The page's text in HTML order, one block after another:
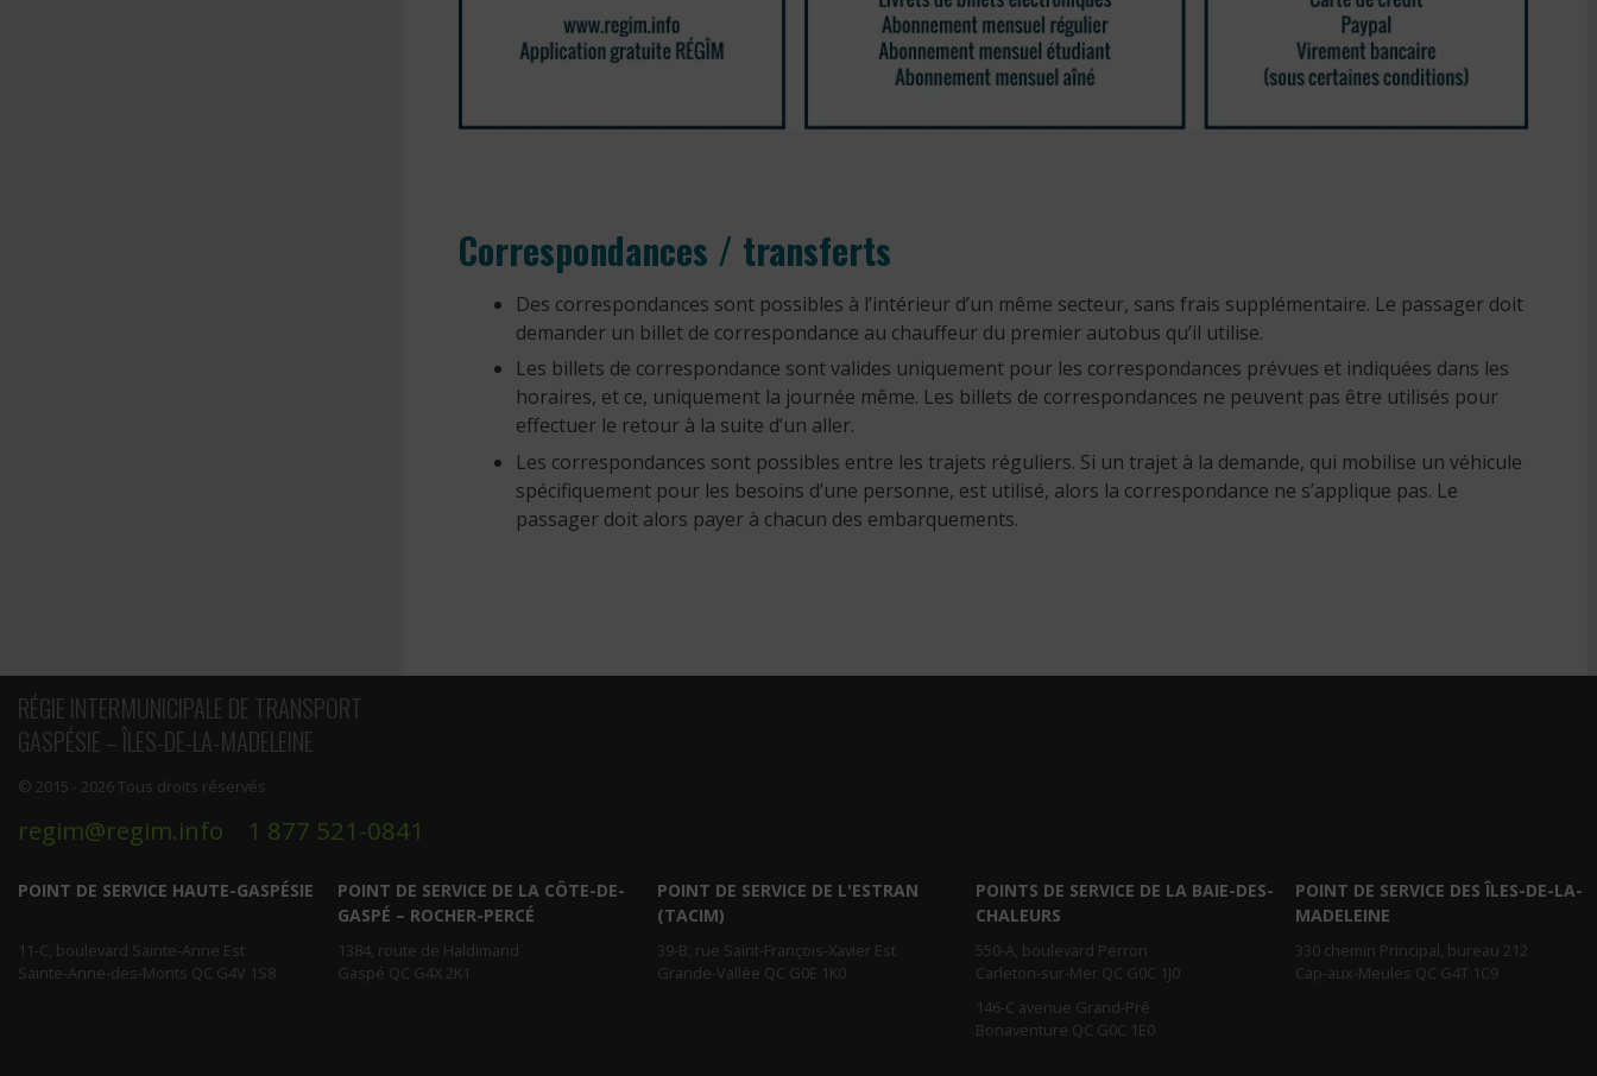
Correspondances / transferts
Des correspondances sont possibles à l’intérieur d’un même secteur, sans frais supplémentaire. Le passager doit
demander un billet de correspondance au chauffeur du premier autobus qu’il utilise.
Les billets de correspondance sont valides uniquement pour les correspondances prévues et indiquées dans les
horaires, et ce, uniquement la journée même. Les billets de correspondances ne peuvent pas être utilisés pour
effectuer le retour à la suite d’un aller.
Les correspondances sont possibles entre les trajets réguliers. Si un trajet à la demande, qui mobilise un véhicule
spécifiquement pour les besoins d’une personne, est utilisé, alors la correspondance ne s’applique pas. Le
passager doit alors payer à chacun des embarquements.
RÉGIE INTERMUNICIPALE DE TRANSPORT
GASPÉSIE – ÎLES-DE-LA-MADELEINE
© 2015 - 2026 Tous droits réservés
regim@regim.info 1 877 521-0841
POINT DE SERVICE HAUTE-GASPÉSIE
11-C, boulevard Sainte-Anne Est
Sainte-Anne-des-Monts QC G4V 1S8
POINT DE SERVICE DE LA CÔTE-DE-
GASPÉ – ROCHER-PERCÉ
1384, route de Haldimand
Gaspé QC G4X 2K1
POINT DE SERVICE DE L'ESTRAN
(TACIM)
39-B, rue Saint-François-Xavier Est
Grande-Vallée QC G0E 1K0
POINTS DE SERVICE DE LA BAIE-DES-
CHALEURS
550-A, boulevard Perron
Carleton-sur-Mer QC G0C 1J0
146-C avenue Grand-Pré
Bonaventure QC G0C 1E0
POINT DE SERVICE DES ÎLES-DE-LA-
MADELEINE
330 chemin Principal, bureau 212
Cap-aux-Meules QC G4T 1C9